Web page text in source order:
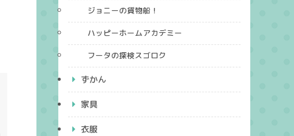
ジョニーの貨物船！
ハッピーホームアカデミー
フータの探検スゴロク
ずかん
家具
衣服